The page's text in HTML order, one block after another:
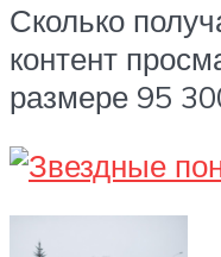
Сколько
контент
размере 95